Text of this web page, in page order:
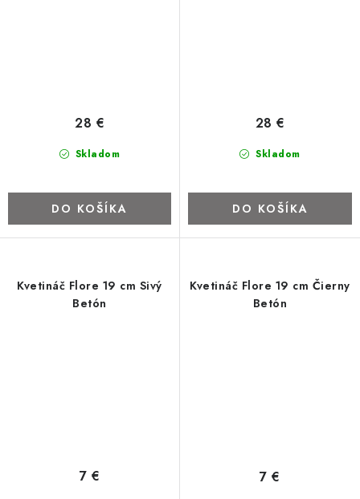
Skladom
28 €
DO KOŠÍKA
Skladom
28 €
DO KOŠÍKA
Kvetináč Flore 19 cm Sivý
Betón
7 €
Kvetináč Flore 19 cm Čierny
Betón
7 €